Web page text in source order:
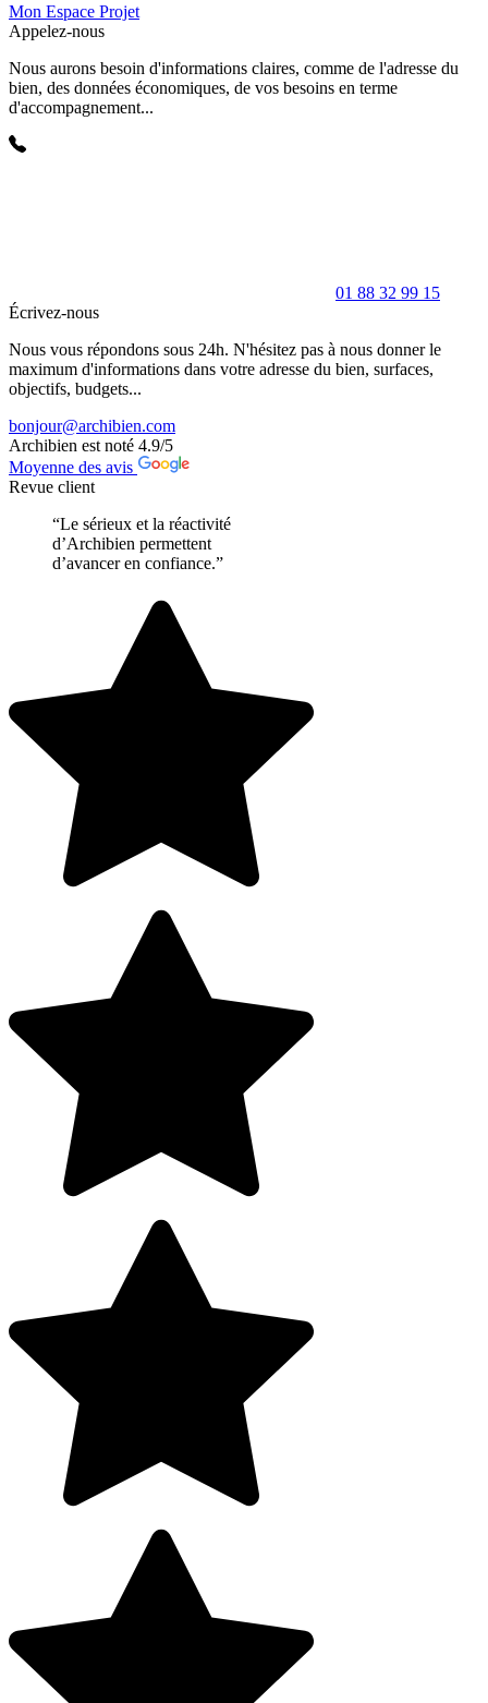
Mon Espace Projet
Appelez-nous
Nous aurons besoin d'informations claires, comme de l'adresse du
bien, des données économiques, de vos besoins en terme
d'accompagnement...
01 88 32 99 15
Écrivez-nous
Nous vous répondons sous 24h. N'hésitez pas à nous donner le
maximum d'informations dans votre adresse du bien, surfaces,
objectifs, budgets...
bonjour@archibien.com
Archibien est noté 4.9/5
Moyenne des avis
Revue client
“Le sérieux et la réactivité
d’Archibien permettent
d’avancer en confiance.”